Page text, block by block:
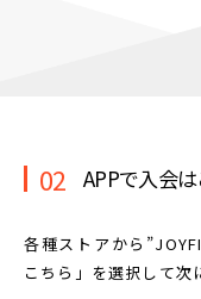
02 APPで入会
各種ストアから
こちら」を選択して次